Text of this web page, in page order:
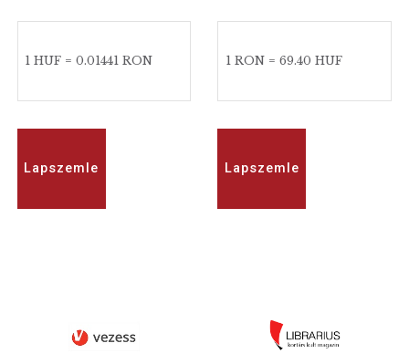
1 HUF = 0.01441 RON
Lapszemle
1 RON = 69.40 HUF
Lapszemle